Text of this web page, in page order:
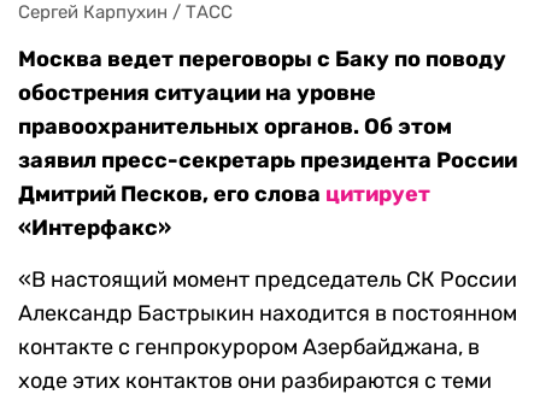
Сергей Карпухин / ТАСС
Москва ведет переговоры с Баку по поводу
обострения ситуации на уровне
правоохранительных органов. Об этом
заявил пресс-секретарь президента России
Дмитрий Песков, его слова цитирует
«Интерфакс»
«В настоящий момент председатель СК России
Александр Бастрыкин находится в постоянном
контакте с генпрокурором Азербайджана, в
ходе этих контактов они разбираются с теми